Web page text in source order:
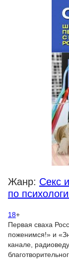
Жанр: Секс
по
18+
Первая сваха
поженимся!» и
канале,